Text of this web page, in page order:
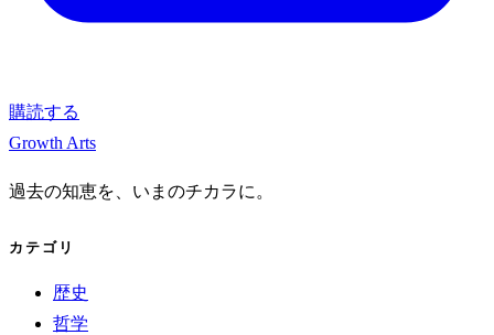
購読する
Growth Arts
過去の知恵を、いまのチカラに。
カテゴリ
歴史
哲学